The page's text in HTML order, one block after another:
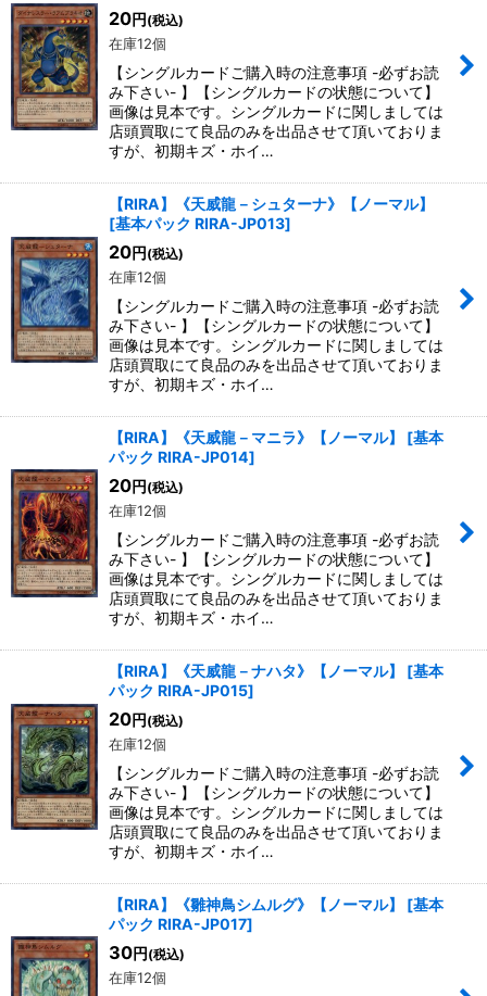
20円 (税込)
在庫12個
【シングルカードご購入時の注意事項 -必ずお読
み下さい- 】【シングルカードの状態について】
画像は見本です。シングルカードに関しましては
店頭買取にて良品のみを出品させて頂いておりま
すが、初期キズ・ホイ…
【RIRA】《天威龍－シュターナ》【ノーマル】
[基本パック RIRA-JP013]
20円 (税込)
在庫12個
【シングルカードご購入時の注意事項 -必ずお読
み下さい- 】【シングルカードの状態について】
画像は見本です。シングルカードに関しましては
店頭買取にて良品のみを出品させて頂いておりま
すが、初期キズ・ホイ…
【RIRA】《天威龍－マニラ》【ノーマル】 [基本
パック RIRA-JP014]
20円 (税込)
在庫12個
【シングルカードご購入時の注意事項 -必ずお読
み下さい- 】【シングルカードの状態について】
画像は見本です。シングルカードに関しましては
店頭買取にて良品のみを出品させて頂いておりま
すが、初期キズ・ホイ…
【RIRA】《天威龍－ナハタ》【ノーマル】 [基本
パック RIRA-JP015]
20円 (税込)
在庫12個
【シングルカードご購入時の注意事項 -必ずお読
み下さい- 】【シングルカードの状態について】
画像は見本です。シングルカードに関しましては
店頭買取にて良品のみを出品させて頂いておりま
すが、初期キズ・ホイ…
【RIRA】《雛神鳥シムルグ》【ノーマル】 [基本
パック RIRA-JP017]
30円 (税込)
在庫12個